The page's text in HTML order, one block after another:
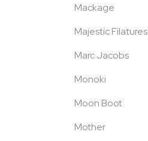
Mackage
Majestic Filatures
Marc Jacobs
Monoki
Moon Boot
Mother